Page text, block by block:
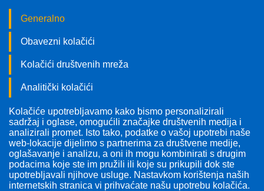
Pratite nas!
Odabrana tema: Sve teme
Generalno
Obavezni kolačići
Kolačići društvenih mreža
Analitički kolačići
Kolačiće upotrebljavamo kako bismo personalizirali
sadržaj i oglase, omogućili značajke društvenih medija i
analizirali promet. Isto tako, podatke o vašoj upotrebi naše
web-lokacije dijelimo s partnerima za društvene medije,
oglašavanje i analizu, a oni ih mogu kombinirati s drugim
podacima koje ste im pružili ili koje su prikupili dok ste
upotrebljavali njihove usluge. Nastavkom korištenja naših
internetskih stranica vi prihvaćate našu upotrebu kolačića.